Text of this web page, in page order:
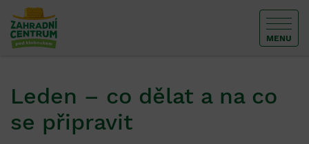
MENU
Leden – co dělat a na co
se připravit